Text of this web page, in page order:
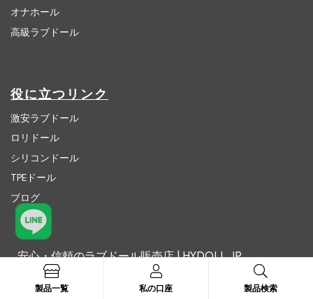
オナホール
高級ラブドール
役に立つリンク
激安ラブドール
ロリドール
シリコンドール
TPEドール
ブログ
安心・信頼のラブドール販売店 | HYDOLL.JP
hydolljp@outlook.com
製品一覧 私の口座 製品検索